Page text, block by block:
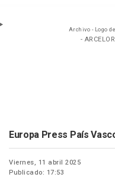
Archivo - Logo
-
Europa Press País
Viernes, 11 abril 2025
Publicado: 17:53